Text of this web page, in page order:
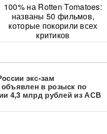
100% на Rotten Tomatoes:
названы 50 фильмов,
которые покорили всех
критиков
экс-зам
в розыск по
4,3 млрд рублей из АСВ